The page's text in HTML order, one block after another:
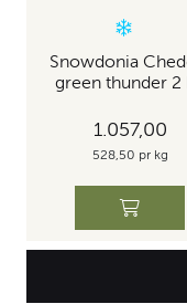
Snowdonia
green thunder 2
1.057,00
528,50 pr kg